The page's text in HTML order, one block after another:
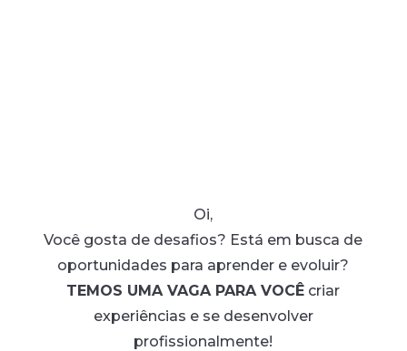
Oi,
Você gosta de desafios? Está em busca de
oportunidades para aprender e evoluir?
TEMOS UMA VAGA PARA VOCÊ criar
experiências e se desenvolver
profissionalmente!